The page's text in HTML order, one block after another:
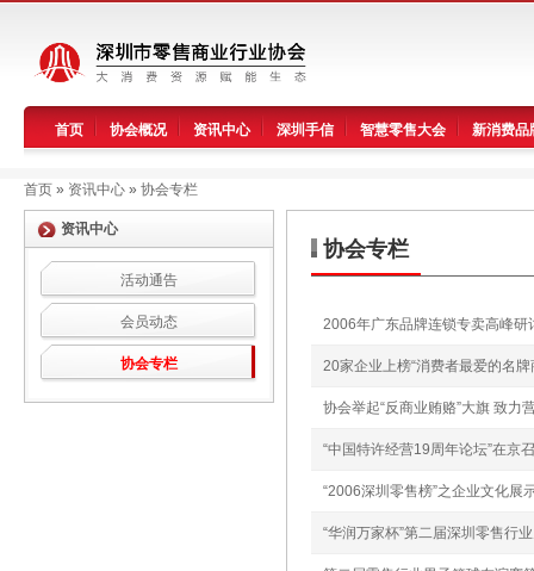
首页 协会概况 资讯中心 深圳手信 智慧零售大会 新消费品
首页 » 资讯中心 » 协会专栏
资讯中心
活动通告
会员动态
协会专栏
协会专栏
2006年广东品牌连锁专卖高峰研
20家企业上榜“消费者最爱的名牌
协会举起“反商业贿赂”大旗 致力
“中国特许经营19周年论坛”在京
“2006深圳零售榜”之企业文化展
“华润万家杯”第二届深圳零售行